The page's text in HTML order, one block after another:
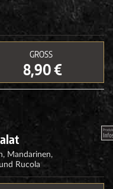
GROSS
8,90 €
Mandarinen,
Rucola